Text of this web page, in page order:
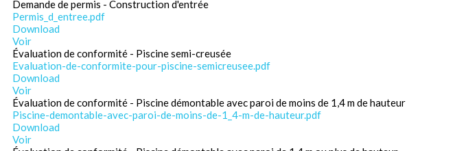
Demande de permis - Construction d'entrée
Permis_d_entree.pdf
Download
Voir
Évaluation de conformité - Piscine semi-creusée
Evaluation-de-conformite-pour-piscine-semicreusee.pdf
Download
Voir
Évaluation de conformité - Piscine démontable avec paroi de moins de 1,4 m de hauteur
Piscine-demontable-avec-paroi-de-moins-de-1_4-m-de-hauteur.pdf
Download
Voir